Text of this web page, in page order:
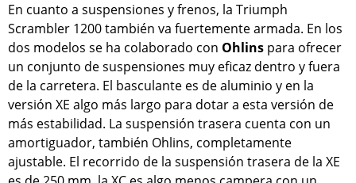
En cuanto a suspensiones y frenos, la Triumph
Scrambler 1200 también va fuertemente armada. En los
dos modelos se ha colaborado con Ohlins para ofrecer
un conjunto de suspensiones muy eficaz dentro y fuera
de la carretera. El basculante es de aluminio y en la
versión XE algo más largo para dotar a esta versión de
más estabilidad. La suspensión trasera cuenta con un
amortiguador, también Ohlins, completamente
ajustable. El recorrido de la suspensión trasera de la XE